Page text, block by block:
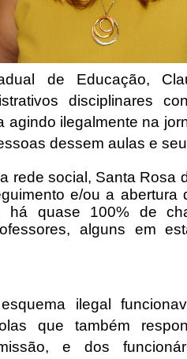
de Educação,
disciplinares
agindo ilegalmente na
dessem aulas e
rede social, Santa Rosa
e/ou a abertura
há quase 100% de
alguns em
ilegal
que também
e dos